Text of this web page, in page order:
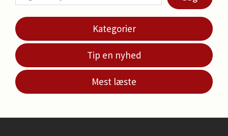
Kategorier
Tip en nyhed
Mest læste